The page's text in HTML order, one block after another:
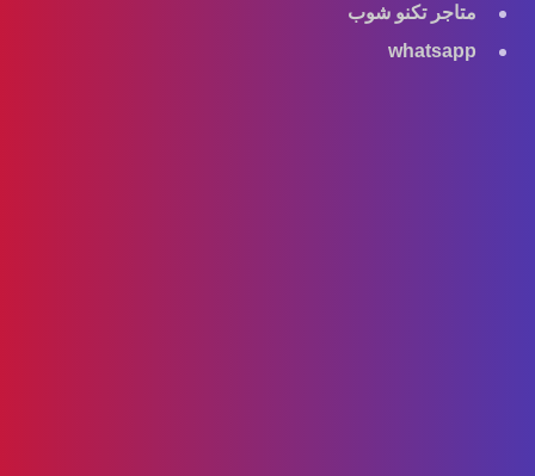
متاجر تكنو شوب
whatsapp